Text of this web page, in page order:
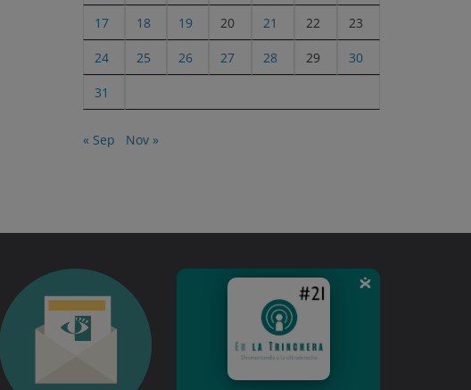
17 18 19 20 21 22 23
24 25 26 27 28 29 30
31
« Sep Nov »